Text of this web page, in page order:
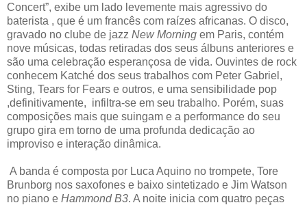
Concert”, exibe um lado levemente mais agressivo do
baterista , que é um francês com raízes africanas. O disco,
gravado no clube de jazz New Morning em Paris, contém
nove músicas, todas retiradas dos seus álbuns anteriores e
são uma celebração esperançosa de vida. Ouvintes de rock
conhecem Katché dos seus trabalhos com Peter Gabriel,
Sting, Tears for Fears e outros, e uma sensibilidade pop
,definitivamente, infiltra-se em seu trabalho. Porém, suas
composições mais que suingam e a performance do seu
grupo gira em torno de uma profunda dedicação ao
improviso e interação dinâmica.
A banda é composta por Luca Aquino no trompete, Tore
Brunborg nos saxofones e baixo sintetizado e Jim Watson
no piano e Hammond B3. A noite inicia com quatro peças